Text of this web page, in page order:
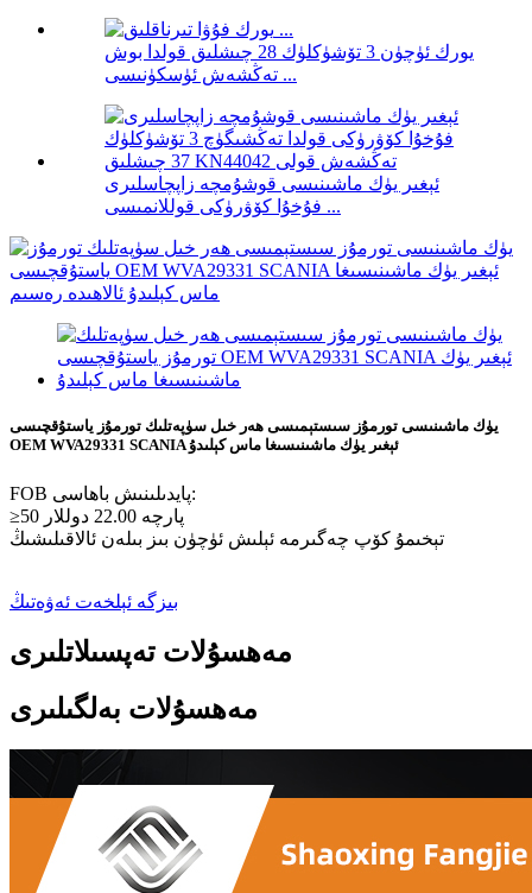
يورك ئۈچۈن 3 تۆشۈكلۈك 28 چىشلىق قولدا بوش
تەڭشەش ئۈسكۈنىسى ...
ئېغىر يۈك ماشىنىسى قوشۇمچە زاپچاسلىرى
فۇخۇا كۆۋرۈكى قوللانمىسى ...
يۈك ماشىنىسى تورمۇز سىستېمىسى ھەر خىل سۈپەتلىك تورمۇز ياستۇقچىسى
OEM WVA29331 SCANIA ئېغىر يۈك ماشىنىسىغا ماس كېلىدۇ
FOB پايدىلىنىش باھاسى:
≥50 پارچە 22.00 دوللار
تېخىمۇ كۆپ چەگىرمە ئېلىش ئۈچۈن بىز بىلەن ئالاقىلىشىڭ
بىزگە ئېلخەت ئەۋەتىڭ
مەھسۇلات تەپسىلاتلىرى
مەھسۇلات بەلگىلىرى